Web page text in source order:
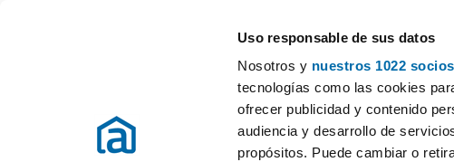
Uso responsable de sus datos
Nosotros y nuestros 1022 socios
tecnologías como las cookies
ofrecer publicidad y contenido
audiencia y desarrollo de
propósitos. Puede cambiar o
Alquiler Casas Sueca Alquiler casa